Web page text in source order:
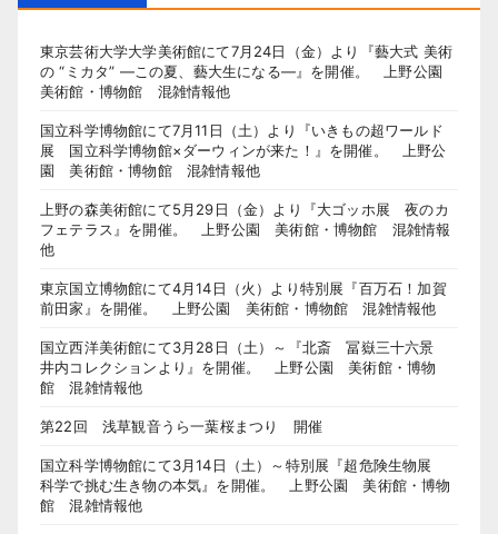
東京芸術大学大学美術館にて7月24日（金）より『藝大式 美術
の “ミカタ” ―この夏、藝大生になる―』を開催。 上野公園
美術館・博物館 混雑情報他
国立科学博物館にて7月11日（土）より『いきもの超ワールド
展 国立科学博物館×ダーウィンが来た！』を開催。 上野公
園 美術館・博物館 混雑情報他
上野の森美術館にて5月29日（金）より『大ゴッホ展 夜のカ
フェテラス』を開催。 上野公園 美術館・博物館 混雑情報
他
東京国立博物館にて4月14日（火）より特別展『百万石！加賀
前田家』を開催。 上野公園 美術館・博物館 混雑情報他
国立西洋美術館にて3月28日（土）～『北斎 冨嶽三十六景
井内コレクションより』を開催。 上野公園 美術館・博物
館 混雑情報他
第22回 浅草観音うら一葉桜まつり 開催
国立科学博物館にて3月14日（土）～特別展『超危険生物展
科学で挑む生き物の本気』を開催。 上野公園 美術館・博物
館 混雑情報他